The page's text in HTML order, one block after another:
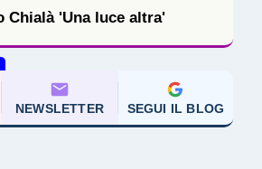
Chialà 'Una luce altra'
NEWSLETTER SEGUI IL BLOG